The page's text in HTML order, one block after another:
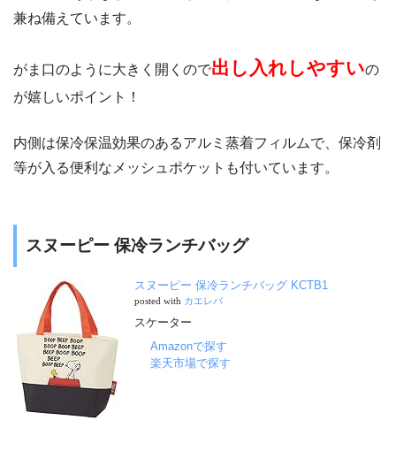
兼ね備えています。
がま口のように大きく開くので出し入れしやすいの
が嬉しいポイント！
内側は保冷保温効果のあるアルミ蒸着フィルムで、保冷剤
等が入る便利なメッシュポケットも付いています。
スヌーピー 保冷ランチバッグ
スヌーピー 保冷ランチバッグ KCTB1
posted with カエレバ
スケーター
Amazonで探す
楽天市場で探す